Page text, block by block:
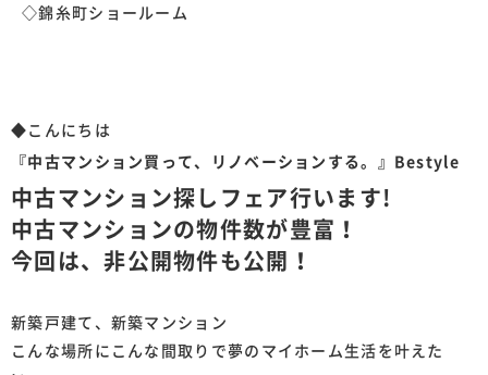
◇錦糸町ショールーム
◆こんにちは
『中古マンション買って、リノベーションする。』Bestyle
中古マンション探しフェア行います!
中古マンションの物件数が豊富！
今回は、非公開物件も公開！
新築戸建て、新築マンション
こんな場所にこんな間取りで夢のマイホーム生活を叶えた